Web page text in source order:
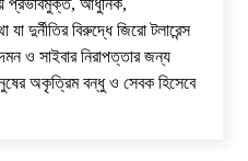
প্রভাবমুক্ত, আধুনিক,
দুর্নীতির বিরুদ্ধে জিরো টলারেন্স
ও সাইবার নিরাপত্তার জন্য
অকৃত্রিম বন্ধু ও সেবক হিসেবে